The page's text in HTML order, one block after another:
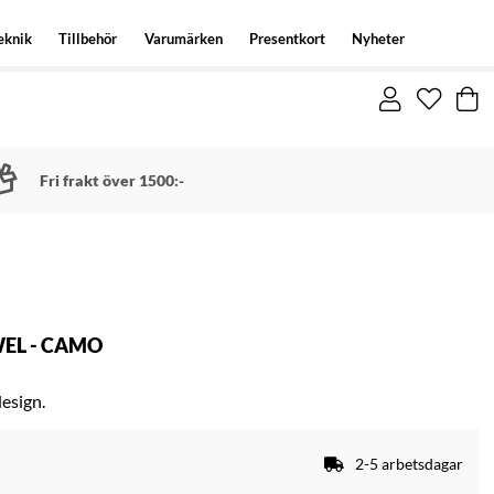
Tillbehör Varumärken Presentkort Nyheter
Fri frakt över 1500:-
- CAMO
2-5 arbetsdagar